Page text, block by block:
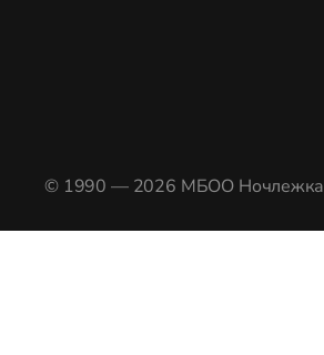
© 1990 — 2026 МБОО Ночлежка